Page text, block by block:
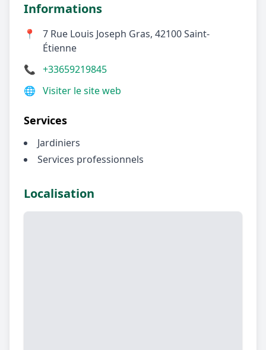
Informations
📍
7 Rue Louis Joseph Gras, 42100 Saint-
Étienne
📞 +33659219845
🌐 Visiter le site web
Services
Jardiniers
Services professionnels
Localisation